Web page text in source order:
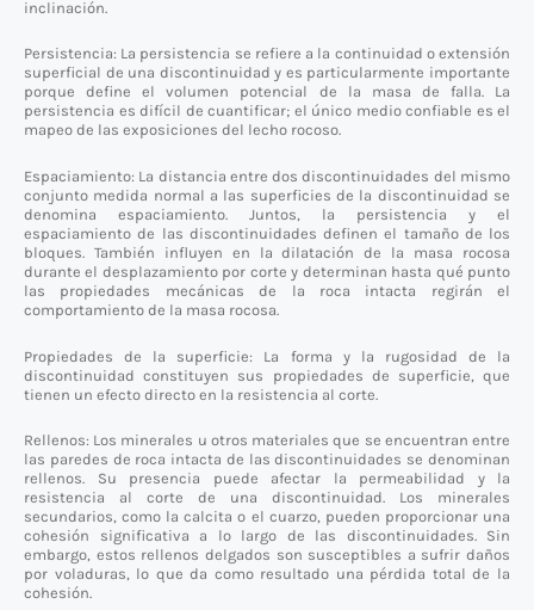
inclinación.
Persistencia: La persistencia se refiere a la continuidad o extensión
superficial de una discontinuidad y es particularmente importante
porque define el volumen potencial de la masa de falla. La
persistencia es difícil de cuantificar; el único medio confiable es el
mapeo de las exposiciones del lecho rocoso.
Espaciamiento: La distancia entre dos discontinuidades del mismo
conjunto medida normal a las superficies de la discontinuidad se
denomina espaciamiento. Juntos, la persistencia y el
espaciamiento de las discontinuidades definen el tamaño de los
bloques. También influyen en la dilatación de la masa rocosa
durante el desplazamiento por corte y determinan hasta qué punto
las propiedades mecánicas de la roca intacta regirán el
comportamiento de la masa rocosa.
Propiedades de la superficie: La forma y la rugosidad de la
discontinuidad constituyen sus propiedades de superficie, que
tienen un efecto directo en la resistencia al corte.
Rellenos: Los minerales u otros materiales que se encuentran entre
las paredes de roca intacta de las discontinuidades se denominan
rellenos. Su presencia puede afectar la permeabilidad y la
resistencia al corte de una discontinuidad. Los minerales
secundarios, como la calcita o el cuarzo, pueden proporcionar una
cohesión significativa a lo largo de las discontinuidades. Sin
embargo, estos rellenos delgados son susceptibles a sufrir daños
por voladuras, lo que da como resultado una pérdida total de la
cohesión.